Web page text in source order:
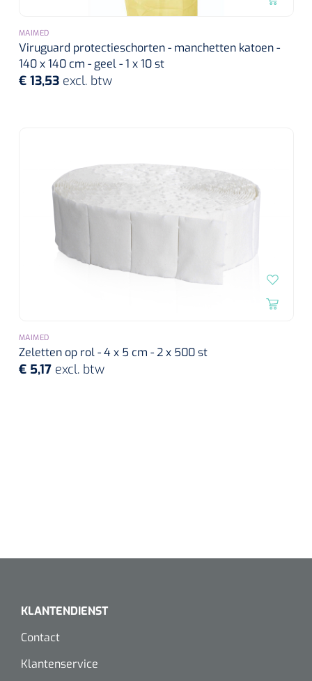
MAIMED
Viruguard protectieschorten - manchetten katoen -
140 x 140 cm - geel - 1 x 10 st
€ 13,53 excl. btw
MAIMED
Zeletten op rol - 4 x 5 cm - 2 x 500 st
€ 5,17 excl. btw
KLANTENDIENST
Contact
Klantenservice